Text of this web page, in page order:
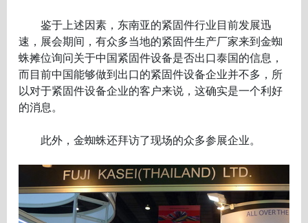
鉴于上述因素，东南亚的紧固件行业目前发展迅
速，展会期间，有众多当地的紧固件生产厂家来到金蜘
蛛摊位询问关于中国紧固件设备是否出口泰国的信息，
而目前中国能够做到出口的紧固件设备企业并不多，所
以对于紧固件设备企业的客户来说，这确实是一个利好
的消息。
此外，金蜘蛛还拜访了现场的众多参展企业。